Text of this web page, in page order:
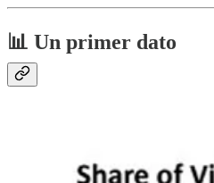
📊 Un primer dato